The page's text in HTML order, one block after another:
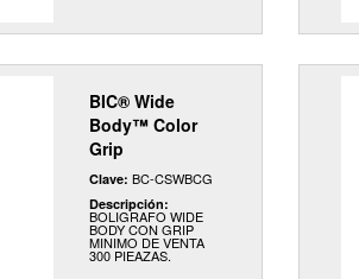
BIC® Wide
Body™ Color
Grip
Clave: BC-CSWBCG
Descripción:
BOLIGRAFO WIDE
BODY CON GRIP
MINIMO DE VENTA
300 PIEAZAS.